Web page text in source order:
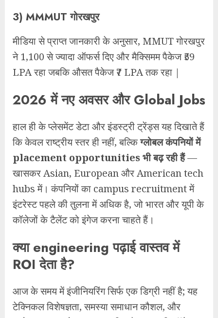
3) MMMUT गोरखपुर
मीडिया से प्राप्त जानकारी के अनुसार, MMUT गोरखपुर
ने 1,100 से ज्यादा ऑफर्स दिए और मैक्सिमम पैकेज ₹59
LPA रहा जबकि औसत पैकेज ₹7 LPA तक रहा |
2026 में नए अवसर और Global Jobs
हाल ही के प्लेसमेंट डेटा और इंडस्ट्री ट्रेंड्स यह दिखाते हैं
कि केवल राष्ट्रीय स्तर ही नहीं, बल्किग्लोबल कंपनियों में
placement opportunities भी बढ़ रही हैं—
खासकर Asian, European और American tech
hubs में। कंपनियों का campus recruitment में
इंटरेस्ट पहले की तुलना में अधिक है, जो भारत और यूपी के
कॉलेजों के टैलेंट को इंगेज करना चाहते हैं।
क्या engineering पढ़ाई वास्तव में
ROI देता है?
आज के समय में इंजीनियरिंग सिर्फ एक डिग्री नहीं है; यह
टेक्निकल विशेषज्ञता, समस्या समाधान कौशल, और